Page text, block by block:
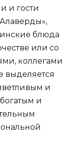
и гости
блюда
или со
коллегами
выделяется
и
и